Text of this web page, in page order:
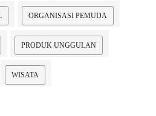
ORGANISASI PEMUDA
PRODUK UNGGULAN
WISATA